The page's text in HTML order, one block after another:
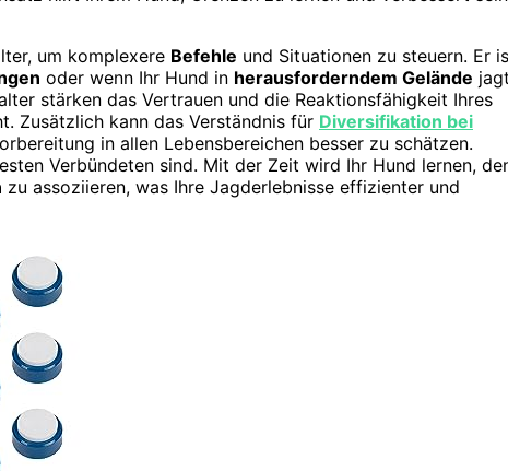
um komplexere Befehle und Situationen zu steuern. Er
oder wenn Ihr Hund in herausforderndem Gelände
stärken das Vertrauen und die Reaktionsfähigkeit Ihres
Zusätzlich kann das Verständnis für Diversifikation bei
in allen Lebensbereichen besser zu schätzen.
Verbündeten sind. Mit der Zeit wird Ihr Hund lernen,
zu assoziieren, was Ihre Jagderlebnisse effizienter und